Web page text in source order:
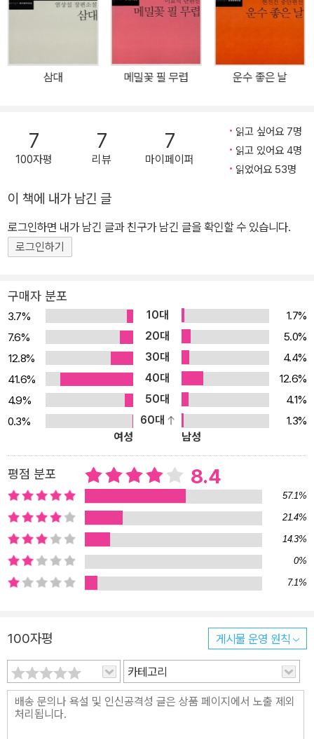
삼대 메밀꽃 필 무렵 운수 좋은 날
7
100자평
7
리뷰
7
마이페이퍼
읽고 싶어요 7명
읽고 있어요 4명
읽었어요 53명
이 책에 내가 남긴 글
로그인하면 내가 남긴 글과 친구가 남긴 글을 확인할 수 있습니다.
로그인하기
구매자 분포
3.7% 10대
1.7%
7.6%
20대
5.0%
12.8%
30대
4.4%
41.6%
40대
12.6%
4.9%
50대
4.1%
0.3%
60대
1.3%
여성
남성
평점 분포 8.4
57.1%
21.4%
14.3%
0%
7.1%
100자평 게시물 운영 원칙
카테고리